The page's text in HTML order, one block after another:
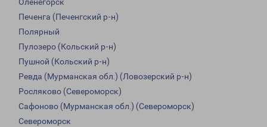
Оленегорск
Печенга (Печенгский р-н)
Полярный
Пулозеро (Кольский р-н)
Пушной (Кольский р-н)
Ревда (Мурманская обл.) (Ловозерский р-н)
Росляково (Североморск)
Сафоново (Мурманская обл.) (Североморск)
Североморск